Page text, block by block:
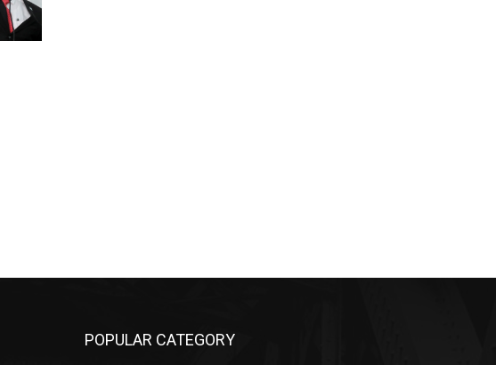
POPULAR CATEGORY